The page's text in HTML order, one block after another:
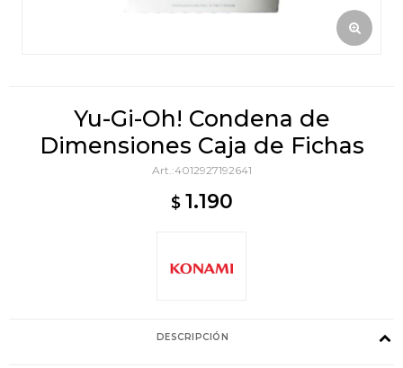
Yu-Gi-Oh! Condena de
Dimensiones Caja de Fichas
4012927192641
$ 1.190
DESCRIPCIÓN